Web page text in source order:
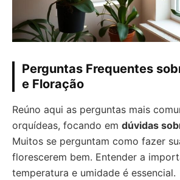
Perguntas Frequentes
e Floração
Reúno aqui as perguntas mais
orquídeas, focando em dúvidas
Muitos se perguntam como fazer
florescerem bem. Entender a
temperatura e umidade é essencial.